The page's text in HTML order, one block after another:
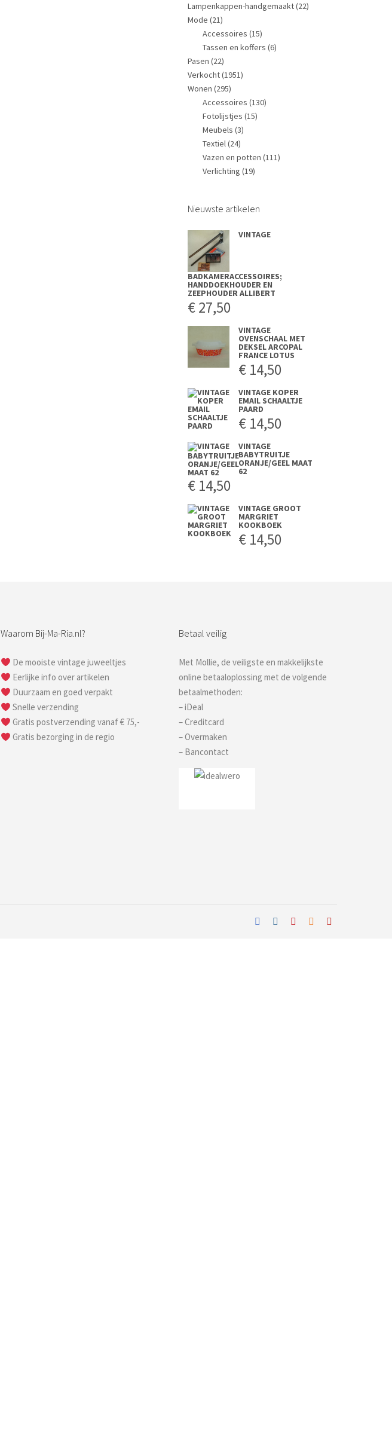
Lampenkappen-handgemaakt(22)
Mode (21)
Accessoires (15)
Tassen en koffers (6)
Pasen (22)
Verkocht(1951)
Wonen (295)
Accessoires (130)
Fotolijstjes (15)
Meubels (3)
Textiel(24)
Vazen en potten (111)
Verlichting (19)
Nieuwste artikelen
VINTAGE
BADKAMERACCESSOIRES;
HANDDOEKHOUDER EN
ZEEPHOUDER ALLIBERT
€27,50
VINTAGE
OVENSCHAAL MET
DEKSEL ARCOPAL
FRANCE LOTUS
€ 14,50
VINTAGE KOPER
EMAIL SCHAALTJE
PAARD
€ 14,50
VINTAGE
BABYTRUITJE
ORANJE/GEEL MAAT
62
€ 14,50
VINTAGE GROOT
MARGRIET
KOOKBOEK
€ 14,50
Waarom Bij-Ma-Ria.nl?
De mooiste vintage juweeltjes
Eerlijke info over artikelen
Duurzaam en goed verpakt
Snelle verzending
Gratis postverzending vanaf € 75,-
Gratis bezorging in de regio
Betaal veilig
Met Mollie, de veiligste en makkelijkste
online betaaloplossing met de volgende
betaalmethoden:
– iDeal
– Creditcard
– Overmaken
– Bancontact